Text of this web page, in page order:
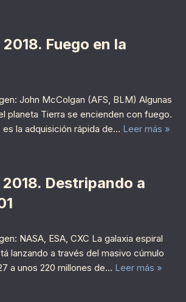
Fuego en la
John McColgan (AFS, BLM) Algunas
planeta Tierra se encienden con fuego.
la adquisición rápida de… Leer más »
Destripando a
NASA, ESA, CXC La galaxia espiral
lanzando a través del masivo cúmulo
a unos 220 millones de… Leer más »